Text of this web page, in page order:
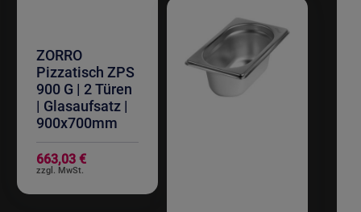
ZORRO
Pizzatisch ZPS
900 G | 2 Türen
| Glasaufsatz |
900x700mm
663,03 €